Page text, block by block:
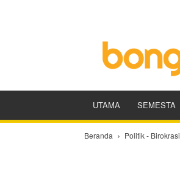
UTAMA SEMESTA
Beranda Politik - Birokrasi